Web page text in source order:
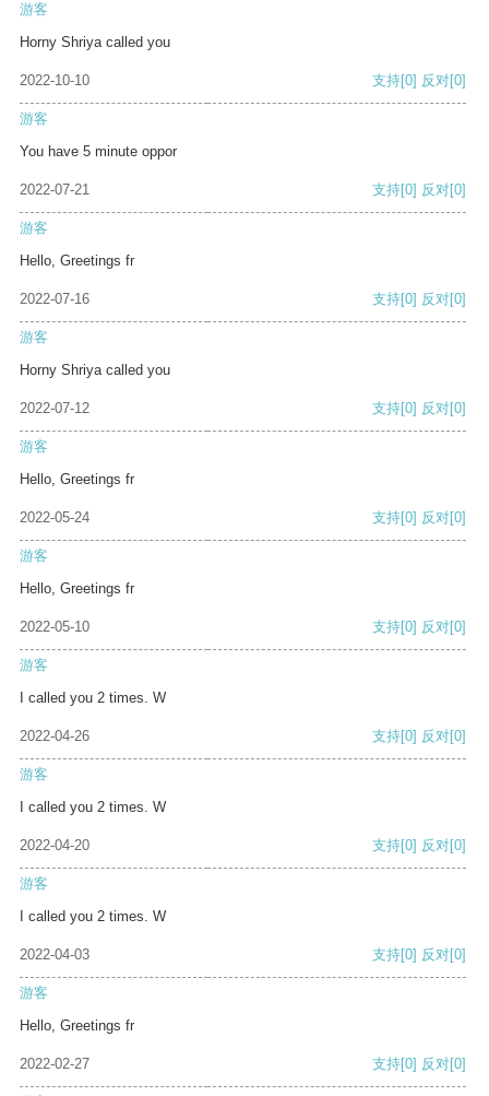
游客
Horny Shriya called you
2022-10-10 支持[0] 反对[0]
游客
You have 5 minute oppor
2022-07-21 支持[0] 反对[0]
游客
Hello, Greetings fr
2022-07-16 支持[0] 反对[0]
游客
Horny Shriya called you
2022-07-12 支持[0] 反对[0]
游客
Hello, Greetings fr
2022-05-24 支持[0] 反对[0]
游客
Hello, Greetings fr
2022-05-10 支持[0] 反对[0]
游客
I called you 2 times. W
2022-04-26 支持[0] 反对[0]
游客
I called you 2 times. W
2022-04-20 支持[0] 反对[0]
游客
I called you 2 times. W
2022-04-03 支持[0] 反对[0]
游客
Hello, Greetings fr
2022-02-27 支持[0] 反对[0]